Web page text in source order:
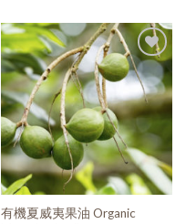
加入
願望
清單
有機夏威夷果油 Organic